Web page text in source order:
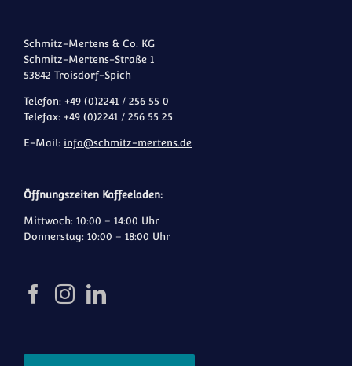
Schmitz-Mertens & Co. KG
Schmitz-Mertens-Straße 1
53842 Troisdorf-Spich
Telefon: +49 (0)2241 / 256 55 0
Telefax: +49 (0)2241 / 256 55 25
E-Mail: info@schmitz-mertens.de
Öffnungszeiten Kaffeeladen:
Mittwoch: 10:00 – 14:00 Uhr
Donnerstag: 10:00 – 18:00 Uhr